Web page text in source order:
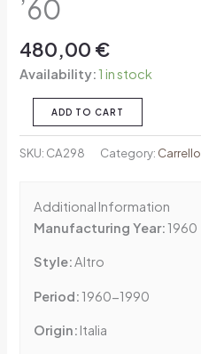
’60
480,00 €
Availability:1 in stock
ADD TO CART
SKU: CA298 Category: Carrello
Additional Information
Manufacturing Year:1960
Style:Altro
Period:1960-1990
Origin: Italia